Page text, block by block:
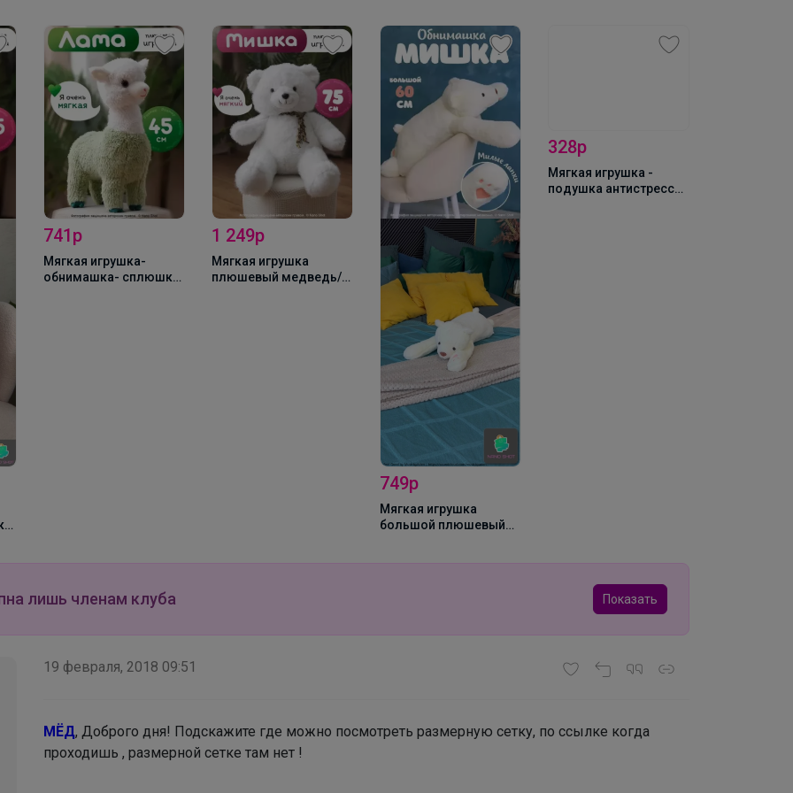
741р
Мягкая игрушка-
обнимашка- сплюшка
1 249р
Мягкая игрушка
плюшевый медведь/
749р
Мягкая игрушка
большой плюшевый
328р
Мягкая игрушка -
подушка антистресс
лишь членам клуба Показать
19 февраля, 2018 09:51
МЁД, Доброго дня! Подскажите где можно посмотреть размерную сетку, по ссылке когда
проходишь , размерной сетке там нет !